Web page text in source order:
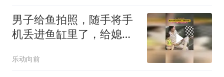
男子给鱼拍照，随手将手
机丢进鱼缸里了，给媳妇
乐动向前